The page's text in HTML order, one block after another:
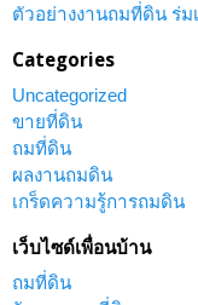
ตัวอย่างงานถมที่ดิน ร่ม
Categories
Uncategorized
ขายที่ดิน
ถมที่ดิน
ผลงานถมดิน
เกร็ดความรู้การถมดิน
เว็บไซด์เพื่อนบ้าน
ถมที่ดิน